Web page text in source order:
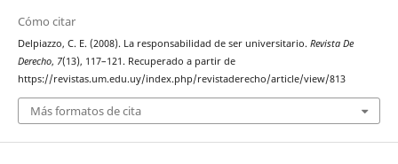
Cómo citar
Delpiazzo, C. E. (2008). La responsabilidad de ser universitario. Revista De
Derecho, 7(13), 117–121. Recuperado a partir de
https://revistas.um.edu.uy/index.php/revistaderecho/article/view/813
Más formatos de cita